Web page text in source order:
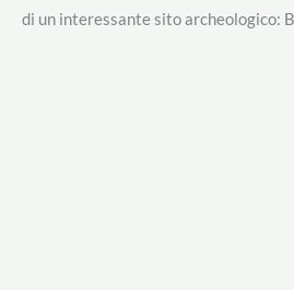
di un interessante sito archeologico: